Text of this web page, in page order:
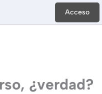
Acceso
¿verdad?